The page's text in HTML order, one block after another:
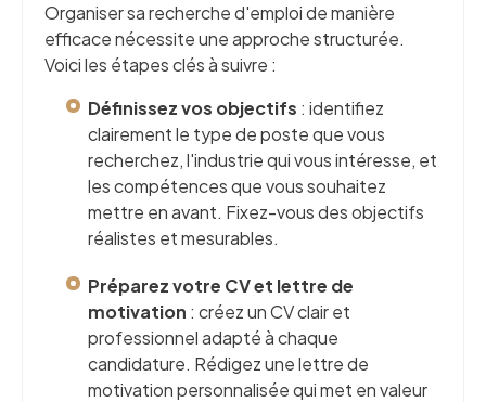
Organiser sa recherche d'emploi de manière
efficace nécessite une approche structurée.
Voici les étapes clés à suivre :
Définissez vos objectifs : identifiez
clairement le type de poste que vous
recherchez, l'industrie qui vous intéresse, et
les compétences que vous souhaitez
mettre en avant. Fixez-vous des objectifs
réalistes et mesurables.
Préparez votre CV et lettre de
motivation : créez un CV clair et
professionnel adapté à chaque
candidature. Rédigez une lettre de
motivation personnalisée qui met en valeur